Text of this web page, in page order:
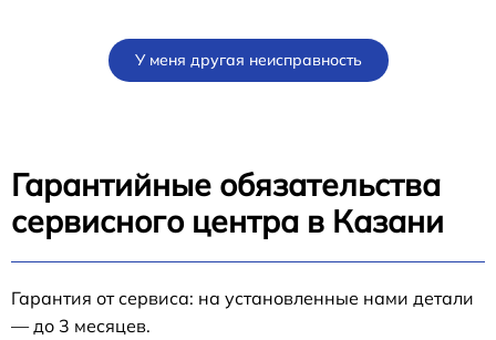
У меня другая неисправность
Гарантийные обязательства
сервисного центра в Казани
Гарантия от сервиса: на установленные нами детали
— до 3 месяцев.